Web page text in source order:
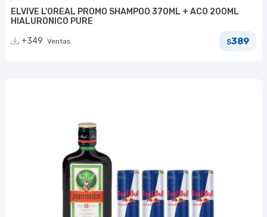
ELVIVE L'OREAL PROMO SHAMPOO 370ML + ACO 200ML
HIALURONICO PURE
+349 Ventas $389